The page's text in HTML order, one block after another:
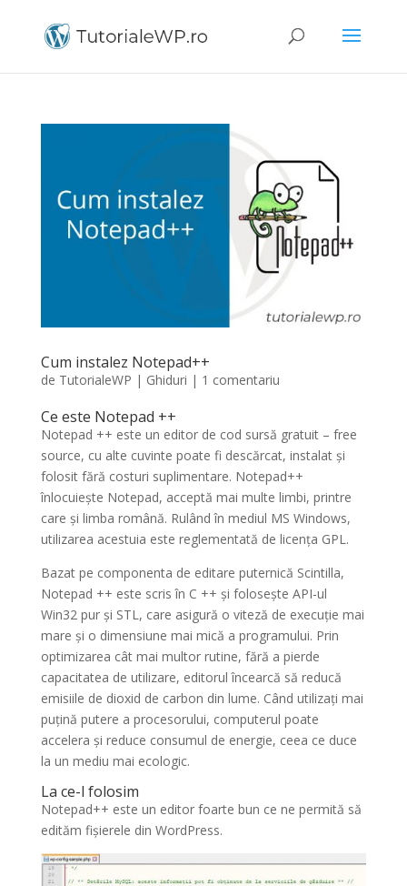
Cum instalez Notepad++
de TutorialeWP | Ghiduri | 1 comentariu
Ce este Notepad ++
Notepad ++ este un editor de cod sursă gratuit – free
source, cu alte cuvinte poate fi descărcat, instalat și
folosit fără costuri suplimentare. Notepad++
înlocuiește Notepad, acceptă mai multe limbi, printre
care și limba română. Rulând în mediul MS Windows,
utilizarea acestuia este reglementată de licența GPL.
Bazat pe componenta de editare puternică Scintilla,
Notepad ++ este scris în C ++ și folosește API-ul
Win32 pur și STL, care asigură o viteză de execuție mai
mare și o dimensiune mai mică a programului. Prin
optimizarea cât mai multor rutine, fără a pierde
capacitatea de utilizare, editorul încearcă să reducă
emisiile de dioxid de carbon din lume. Când utilizați mai
puțină putere a procesorului, computerul poate
accelera și reduce consumul de energie, ceea ce duce
la un mediu mai ecologic.
La ce-l folosim
Notepad++ este un editor foarte bun ce ne permită să
edităm fișierele din WordPress.